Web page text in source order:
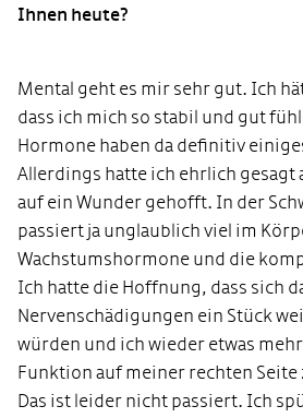
Ihnen heute?
Mental geht es mir sehr gut. Ich
dass ich mich so stabil und gut
Hormone haben da definitiv
Allerdings hatte ich ehrlich gesagt
auf ein Wunder gehofft. In der
passiert ja unglaublich viel im
Wachstumshormone und die
Ich hatte die Hoffnung, dass sich
Nervenschädigungen ein Stück
würden und ich wieder etwas
Funktion auf meiner rechten
Das ist leider nicht passiert. Ich